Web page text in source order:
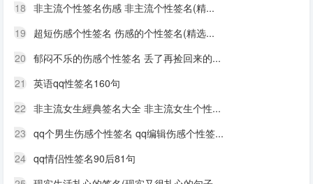
18 非主流个性签名伤感 非主流个性签名(精...
19 超短伤感个性签名 伤感的个性签名(精选...
20 郁闷不乐的伤感个性签名 丢了再捡回来的...
21
英语qq性签名160句
22 非主流女生經典签名大全 非主流女生个性...
23 qq个男生伤感个性签名 qq编辑伤感个性签...
24 qq情侣性签名90后81句